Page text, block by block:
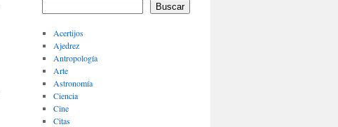
Buscar
Acertijos
Ajedrez
Antropología
Arte
Astronomía
Ciencia
Cine
Citas